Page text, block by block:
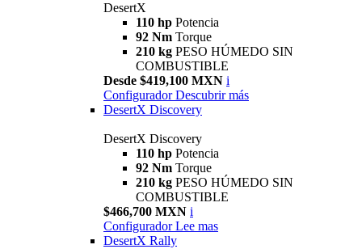
DesertX
110 hp Potencia
92 Nm Torque
210 kg PESO HÚMEDO SIN
COMBUSTIBLE
Desde $419,100 MXN i
Configurador Descubrir más
DesertX Discovery
DesertX Discovery
110 hp Potencia
92 Nm Torque
210 kg PESO HÚMEDO SIN
COMBUSTIBLE
$466,700 MXN i
Configurador Lee mas
DesertX Rally